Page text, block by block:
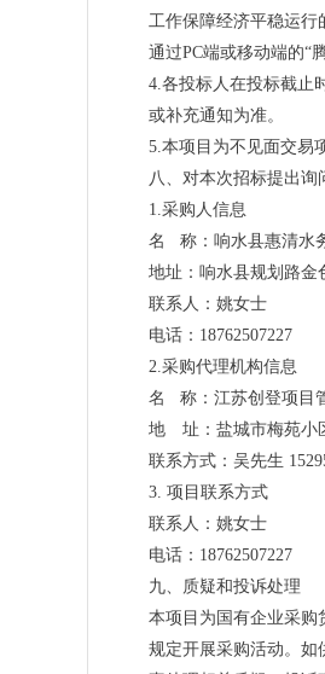
工作保障经济平稳运行
通过PC端或移动端的“
4.各投标人在投标截止
或补充通知为准。
5.本项目为不见面交易
八、对本次招标提出询
1.采购人信息
名 称：响水县惠清水
地址：响水县规划路金
联系人：姚女士
电话：18762507227
2.采购代理机构信息
名 称：江苏创登项目
地 址：盐城市梅苑小
联系方式：吴先生
3. 项目联系方式
联系人：姚女士
电话：18762507227
九、质疑和投诉处理
本项目为国有企业采购
规定开展采购活动。如